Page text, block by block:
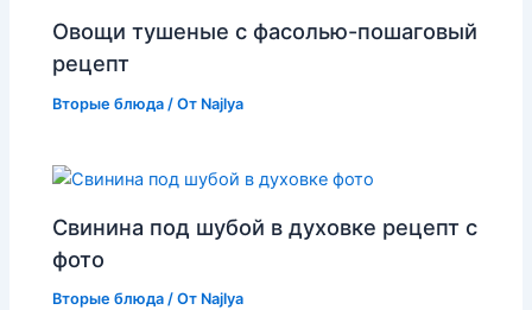
Овощи тушеные с фасолью-пошаговый
рецепт
Вторые блюда / От Najlya
Свинина под шубой в духовке рецепт с
фото
Вторые блюда / От Najlya